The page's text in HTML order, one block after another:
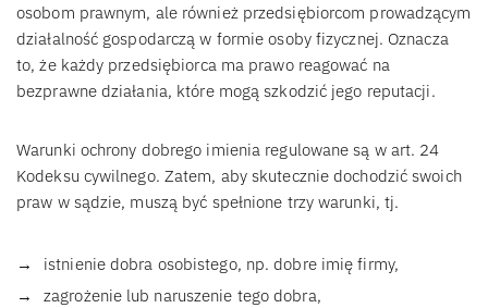
osobom prawnym, ale również przedsiębiorcom prowadzącym
działalność gospodarczą w formie osoby fizycznej. Oznacza
to, że każdy przedsiębiorca ma prawo reagować na
bezprawne działania, które mogą szkodzić jego reputacji.
Warunki ochrony dobrego imienia regulowane są w art. 24
Kodeksu cywilnego. Zatem, aby skutecznie dochodzić swoich
praw w sądzie, muszą być spełnione trzy warunki, tj.
istnienie dobra osobistego, np. dobre imię firmy,
zagrożenie lub naruszenie tego dobra,